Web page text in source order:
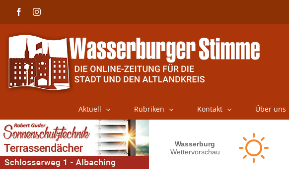
FacebookInstagram
Aktuell Rubriken Kontakt Über uns